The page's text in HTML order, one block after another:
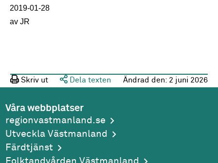
2019-01-28
av JR
Skriv ut Dela texten Ändrad den: 2 juni 2026
Våra webbplatser
regionvastmanland.se
Utveckla Västmanland
Färdtjänst